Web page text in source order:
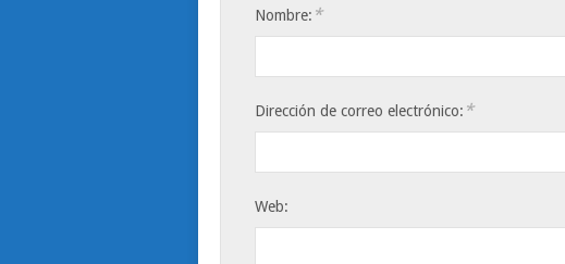
Nombre: *
Dirección de correo electrónico: *
Web: